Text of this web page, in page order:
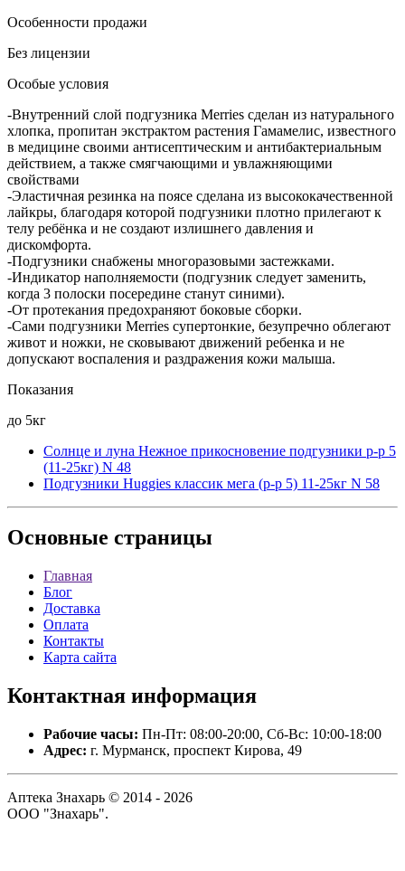
Особенности продажи
Без лицензии
Особые условия
-Внутренний слой подгузника Merries сделан из натурального
хлопка, пропитан экстрактом растения Гамамелис, известного
в медицине своими антисептическим и антибактериальным
действием, а также смягчающими и увлажняющими
свойствами
-Эластичная резинка на поясе сделана из высококачественной
лайкры, благодаря которой подгузники плотно прилегают к
телу ребёнка и не создают излишнего давления и
дискомфорта.
-Подгузники снабжены многоразовыми застежками.
-Индикатор наполняемости (подгузник следует заменить,
когда 3 полоски посередине станут синими).
-От протекания предохраняют боковые сборки.
-Сами подгузники Merries супертонкие, безупречно облегают
живот и ножки, не сковывают движений ребенка и не
допускают воспаления и раздражения кожи малыша.
Показания
до 5кг
Солнце и луна Нежное прикосновение подгузники р-р 5
(11-25кг) N 48
Подгузники Huggies классик мега (р-р 5) 11-25кг N 58
Основные страницы
Главная
Блог
Доставка
Оплата
Контакты
Карта сайта
Контактная информация
Рабочие часы: Пн-Пт: 08:00-20:00, Сб-Вс: 10:00-18:00
Адрес: г. Мурманск, проспект Кирова, 49
Аптека Знахарь © 2014 - 2026
ООО "Знахарь".